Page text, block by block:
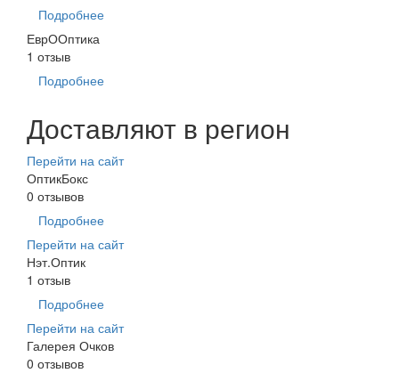
Подробнее
ЕврООптика
1 отзыв
Подробнее
Доставляют в регион
Перейти на сайт
ОптикБокс
0 отзывов
Подробнее
Перейти на сайт
Нэт.Оптик
1 отзыв
Подробнее
Перейти на сайт
Галерея Очков
0 отзывов